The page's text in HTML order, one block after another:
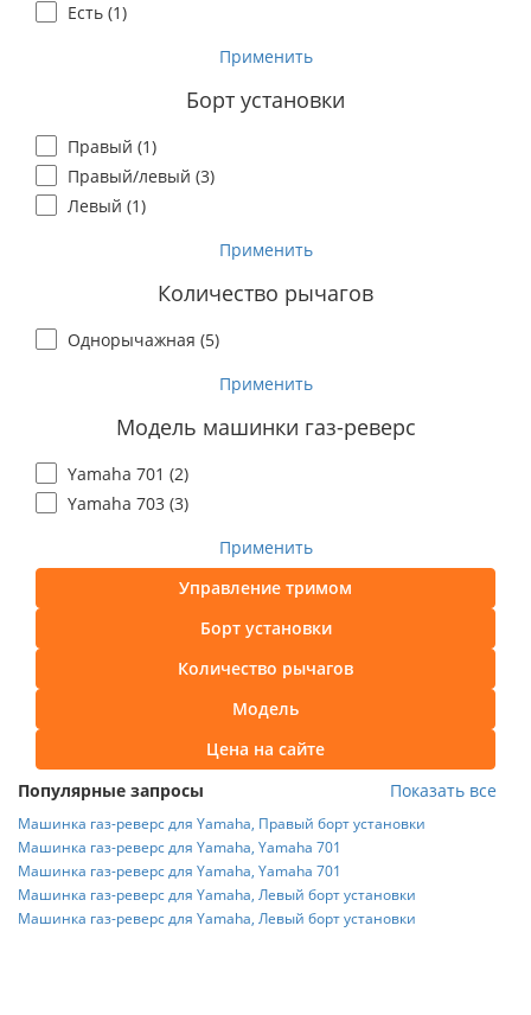
Есть (1)
Применить
Борт установки
Правый (1)
Правый/левый (3)
Левый (1)
Применить
Количество рычагов
Однорычажная (5)
Применить
Модель машинки газ-реверс
Yamaha 701 (2)
Yamaha 703 (3)
Применить
Управление тримом
Борт установки
Количество рычагов
Модель
Цена на сайте
Популярные запросы
Машинка газ-реверс для Yamaha, Правый борт установки
Машинка газ-реверс для Yamaha, Yamaha 701
Машинка газ-реверс для Yamaha, Yamaha 701
Машинка газ-реверс для Yamaha, Левый борт установки
Машинка газ-реверс для Yamaha, Левый борт установки
Показать все